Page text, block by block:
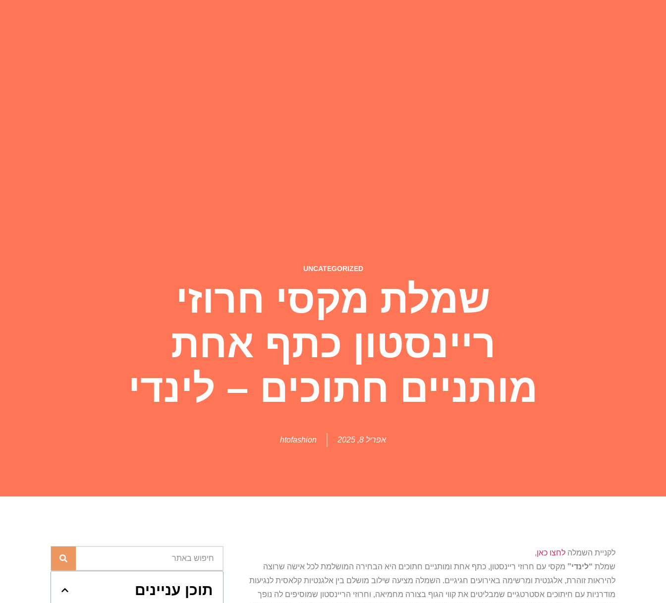
UNCATEGORIZED
שמלת מקסי חרוזי
ריינסטון כתף אחת
מותניים חתוכים – לינדי
אפריל 8, 2025 htofashion
לקניית השמלה לחצו כאן,
שמלת “לינדי” מקסי עם חרוזי ריינסטון, כתף אחת ומותניים חתוכים היא הבחירה המושלמת לכל אישה שרוצה
להיראות זוהרת, אלגנטית ומרשימה באירועים חגיגיים. השמלה מציעה שילוב מושלם בין אלגנטיות קלאסית לנגיעות
מודרניות עם חיתוכים אסטרטגיים שמבליטים את קווי הגוף בצורה מחמיאה, וחרוזי הריינסטון שמוסיפים לה נופך
תוכן עניינים